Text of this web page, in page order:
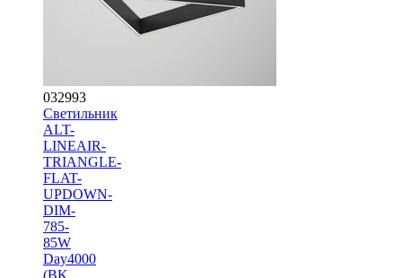
032993
Светильник
ALT-
LINEAIR-
TRIANGLE-
FLAT-
UPDOWN-
DIM-
785-
85W
Day4000
(BK,